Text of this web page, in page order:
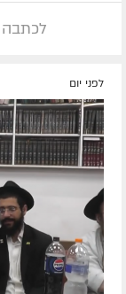
לכתבה
לפני יום